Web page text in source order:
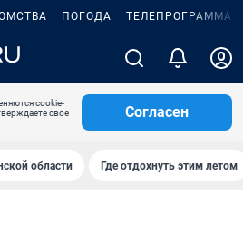
ПОГОДА ТЕЛЕПРОГРАММА
cookie-
свое
Согласен
области Где отдохнуть этим летом